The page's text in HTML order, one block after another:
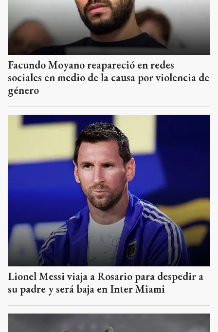
Facundo Moyano reapareció en redes
sociales en medio de la causa por violencia de
género
Lionel Messi viaja a Rosario para despedir a
su padre y será baja en Inter Miami